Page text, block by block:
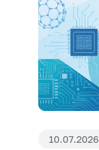
10.07.2026